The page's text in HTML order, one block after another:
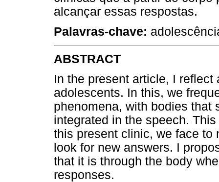
alcançar essas respostas.
Palavras-chave:
ABSTRACT
In the present article, I
adolescents. In this, we
phenomena, with bodies that
integrated in the speech.
this present clinic, we face to
look for new answers. I
that it is through the body
responses.